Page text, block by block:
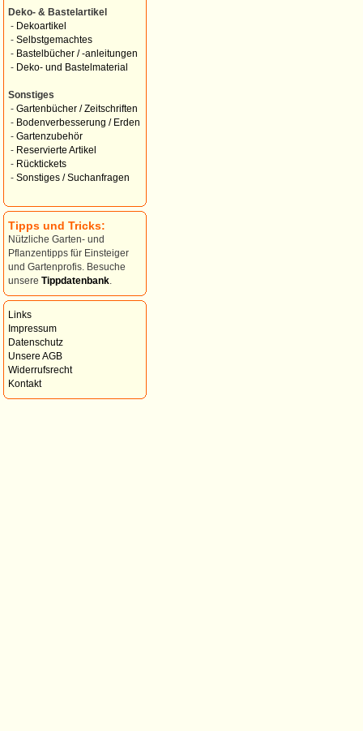
Deko- & Bastelartikel
- Dekoartikel
- Selbstgemachtes
- Bastelbücher / -anleitungen
- Deko- und Bastelmaterial
Sonstiges
- Gartenbücher / Zeitschriften
- Bodenverbesserung / Erden
- Gartenzubehör
- Reservierte Artikel
- Rücktickets
- Sonstiges / Suchanfragen
Tipps und Tricks:
Nützliche Garten- und
Pflanzentipps für Einsteiger
und Gartenprofis. Besuche
unsere Tippdatenbank
Links
Impressum
Datenschutz
Unsere AGB
Widerrufsrecht
Kontakt